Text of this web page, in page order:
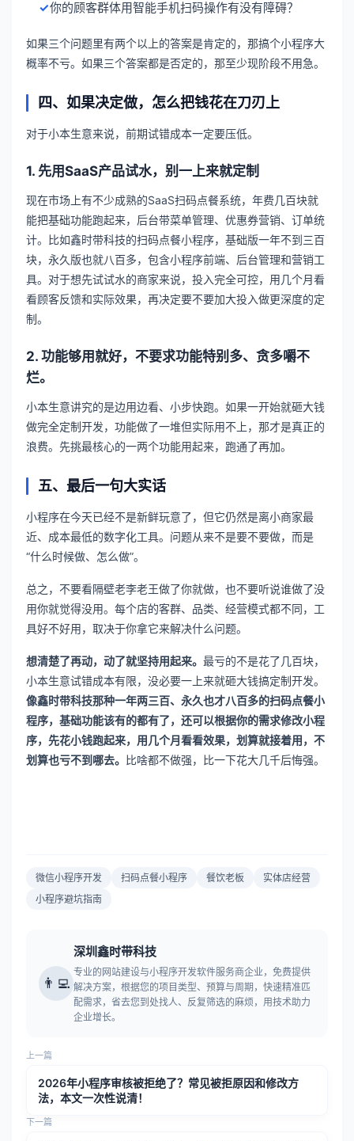
你的顾客群体用智能手机扫码操作有没有障碍？
如果三个问题里有两个以上的答案是肯定的，那搞个小程序大
概率不亏。如果三个答案都是否定的，那至少现阶段不用急。
四、如果决定做，怎么把钱花在刀刃上
对于小本生意来说，前期试错成本一定要压低。
1. 先用SaaS产品试水，别一上来就定制
现在市场上有不少成熟的SaaS扫码点餐系统，年费几百块就
能把基础功能跑起来，后台带菜单管理、优惠券营销、订单统
计。比如鑫时带科技的扫码点餐小程序，基础版一年不到三百
块，永久版也就八百多，包含小程序前端、后台管理和营销工
具。对于想先试试水的商家来说，投入完全可控，用几个月看
看顾客反馈和实际效果，再决定要不要加大投入做更深度的定
制。
2. 功能够用就好，不要求功能特别多、贪多嚼不
烂。
小本生意讲究的是边用边看、小步快跑。如果一开始就砸大钱
做完全定制开发，功能做了一堆但实际用不上，那才是真正的
浪费。先挑最核心的一两个功能用起来，跑通了再加。
五、最后一句大实话
小程序在今天已经不是新鲜玩意了，但它仍然是离小商家最
近、成本最低的数字化工具。问题从来不是要不要做，而是
“什么时候做、怎么做”。
总之，不要看隔壁老李老王做了你就做，也不要听说谁做了没
用你就觉得没用。每个店的客群、品类、经营模式都不同，工
具好不好用，取决于你拿它来解决什么问题。
想清楚了再动，动了就坚持用起来。 最亏的不是花了几百块，
小本生意试错成本有限，没必要一上来就砸大钱搞定制开发。
像鑫时带科技那种一年两三百、永久也才八百多的扫码点餐小
程序，基础功能该有的都有了，还可以根据你的需求修改小程
序，先花小钱跑起来，用几个月看看效果，划算就接着用，不
划算也亏不到哪去。 比啥都不做强，比一下花大几千后悔强。
微信小程序开发 扫码点餐小程序 餐饮老板
实体店经营
小程序避坑指南
👨‍💻
深圳鑫时带科技
专业的网站建设与小程序开发软件服务商企业，免费提供
解决方案，根据您的项目类型、预算与周期，快速精准匹
配需求，省去您到处找人、反复筛选的麻烦，用技术助力
企业增长。
上一篇
2026年小程序审核被拒绝了？常见被拒原因和修改方
法，本文一次性说清！
下一篇